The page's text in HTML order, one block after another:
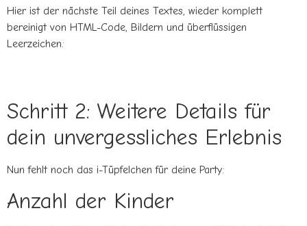
Hier ist der nächste Teil deines Textes, wieder komplett
bereinigt von HTML-Code, Bildern und überflüssigen
Leerzeichen:
Schritt 2: Weitere Details für
dein unvergessliches Erlebnis
Nun fehlt noch das i-Tüpfelchen für deine Party:
Anzahl der Kinder